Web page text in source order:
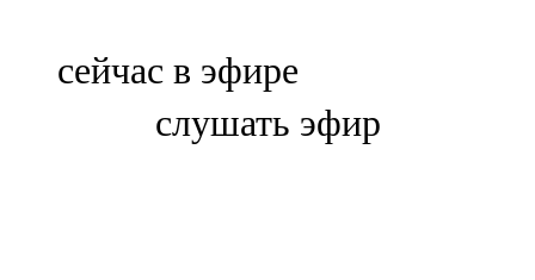
Болгар
сейчас в эфире
слушать эфир